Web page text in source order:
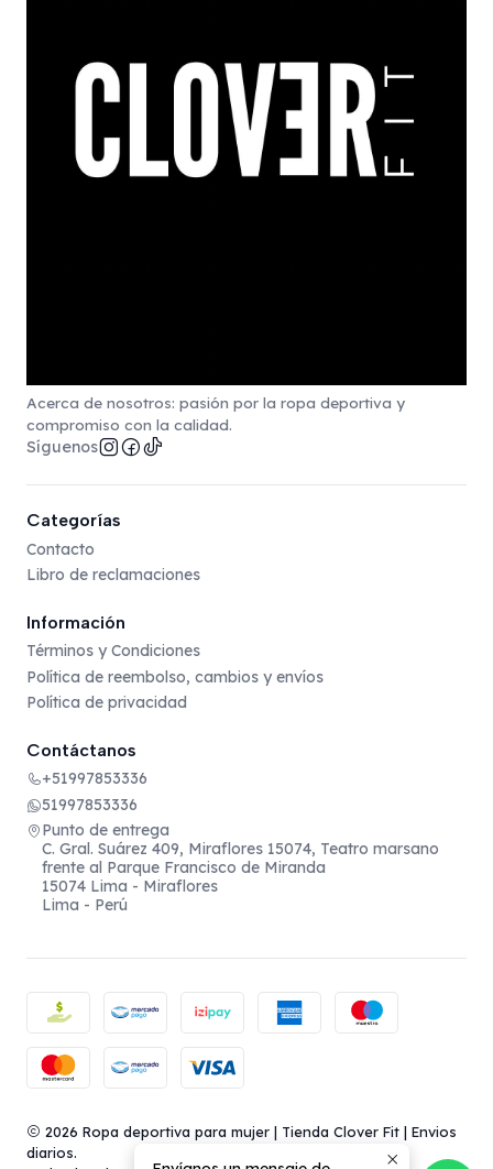
Acerca de nosotros: pasión por la ropa deportiva y
compromiso con la calidad.
Síguenos
Categorías
Contacto
Libro de reclamaciones
Información
Términos y Condiciones
Política de reembolso, cambios y envíos
Política de privacidad
Contáctanos
+51997853336
51997853336
Punto de entrega
C. Gral. Suárez 409, Miraflores 15074, Teatro marsano
frente al Parque Francisco de Miranda
15074 Lima - Miraflores
Lima - Perú
2026 Ropa deportiva para mujer | Tienda Clover Fit | Envios
diarios.